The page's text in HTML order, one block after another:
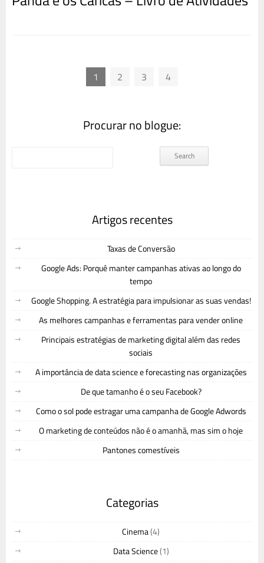
1 2 3 4
Procurar no blogue:
Artigos recentes
Taxas de Conversão
Google Ads: Porquê manter campanhas ativas ao longo do
tempo
Google Shopping. A estratégia para impulsionar as suas vendas!
As melhores campanhas e ferramentas para vender online
Principais estratégias de marketing digital além das redes
sociais
A importância de data science e forecasting nas organizações
De que tamanho é o seu Facebook?
Como o sol pode estragar uma campanha de Google Adwords
O marketing de conteúdos não é o amanhã, mas sim o hoje
Pantones comestíveis
Categorias
Cinema(4)
Data Science(1)